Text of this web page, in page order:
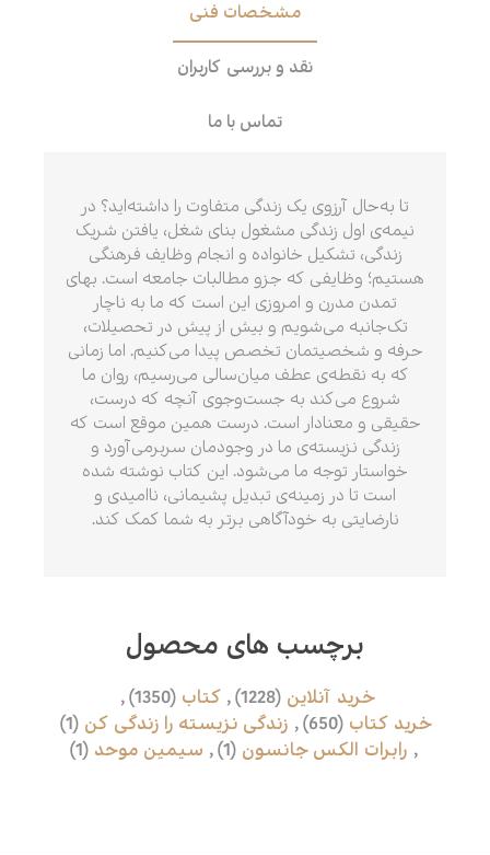
مشخصات فنی
نقد و بررسی کاربران
تماس با ما
تا به‌حال آرزوی یک زندگی متفاوت را داشته‌اید؟ در
نیمه‌ی اول زندگی مشغول بنای شغل، یافتن شریک
زندگی، تشکیل خانواده و انجام وظایف فرهنگی
هستیم؛ وظایفی که جزو مطالبات جامعه است. بهای
تمدن مدرن و امروزی این است که ما به ناچار
تک‌جانبه می‌شویم و بیش از پیش در تحصیلات،
حرفه و شخصیتمان تخصص پیدا می‌کنیم. اما زمانی
که به نقطه‌ی عطف میان‌سالی می‌رسیم، روان ما
شروع می‌کند به جست‌وجوی آنچه که درست،
حقیقی و معنادار است. درست همین موقع است که
زندگی نزیسته‌ی ما در وجودمان سربرمی‌آورد و
خواستار توجه ما می‌شود. این کتاب نوشته شده
است تا در زمینه‌ی تبدیل پشیمانی، ناامیدی و
نارضایتی به خودآگاهی برتر به شما کمک کند.
برچسب های محصول
خرید آنلاین (1228)
, کتاب (1350)
,
خرید کتاب (650)
, زندگی نزیسته را زندگی کن (1)
, رابرات الکس جانسون (1)
, سیمین موحد (1)